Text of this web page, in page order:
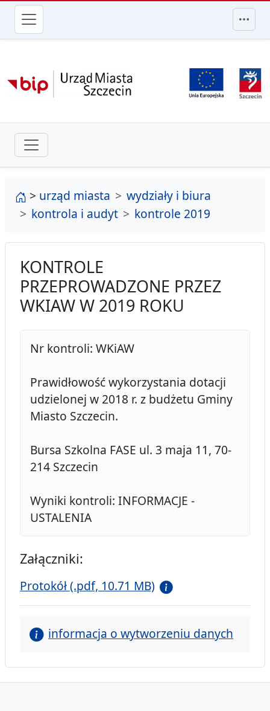
przejdź do głównego menu
strona główna
> urząd miasta
wydziały i biura
kontrola i audyt
kontrole 2019
KONTROLE
PRZEPROWADZONE PRZEZ
WKIAW W 2019 ROKU
Nr kontroli: WKiAW
Prawidłowość wykorzystania dotacji
udzielonej w 2018 r. z budżetu Gminy
Miasto Szczecin.
Bursa Szkolna FASE ul. 3 maja 11, 70-
214 Szczecin
Wyniki kontroli: INFORMACJE -
USTALENIA
Załączniki:
Protokół (.pdf, 10.71 MB)
informacja o wytworzeniu danych